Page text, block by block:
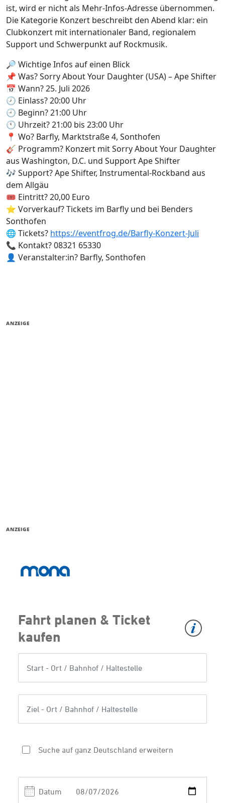
ist, wird er nicht als Mehr-Infos-Adresse übernommen.
Die Kategorie Konzert beschreibt den Abend klar: ein
Clubkonzert mit internationaler Band, regionalem
Support und Schwerpunkt auf Rockmusik.
🔎 Wichtige Infos auf einen Blick
📌 Was? Sorry About Your Daughter (USA) – Ape Shifter
📅 Wann? 25. Juli 2026
🕗 Einlass? 20:00 Uhr
🕘 Beginn? 21:00 Uhr
🕚 Uhrzeit? 21:00 bis 23:00 Uhr
📍 Wo? Barfly, Marktstraße 4, Sonthofen
🎸 Programm? Konzert mit Sorry About Your Daughter
aus Washington, D.C. und Support Ape Shifter
🎶 Support? Ape Shifter, Instrumental-Rockband aus
dem Allgäu
🎟️ Eintritt? 20,00 Euro
⭐ Vorverkauf? Tickets im Barfly und bei Benders
Sonthofen
🌐 Tickets? https://eventfrog.de/Barfly-Konzert-Juli
📞 Kontakt? 08321 65330
👤 Veranstalter:in? Barfly, Sonthofen
ANZEIGE
ANZEIGE